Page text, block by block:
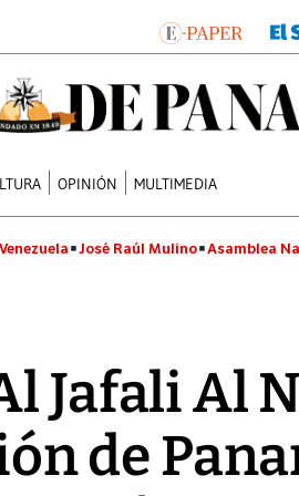
OPINIÓN MULTIMEDIA
Venezuela José Raúl Mulino Asamblea
Jafali Al
de